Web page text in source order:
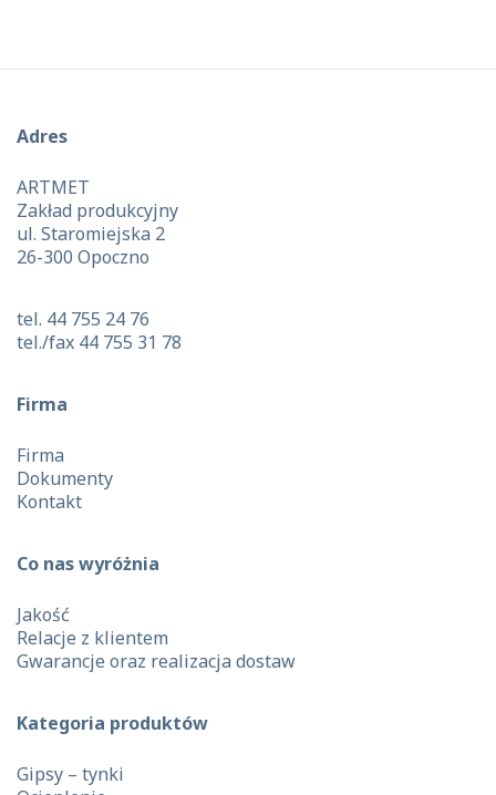
Adres
ARTMET
Zakład produkcyjny
ul. Staromiejska 2
26-300 Opoczno
tel. 44 755 24 76
tel./fax 44 755 31 78
Firma
Firma
Dokumenty
Kontakt
Co nas wyróżnia
Jakość
Relacje z klientem
Gwarancje oraz realizacja dostaw
Kategoria produktów
Gipsy – tynki